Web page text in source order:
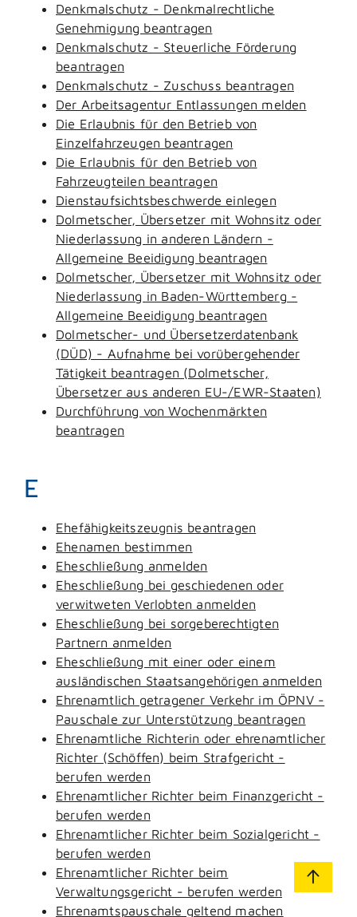
Denkmalschutz - Denkmalrechtliche
Genehmigung beantragen
Denkmalschutz - Steuerliche Förderung
beantragen
Denkmalschutz - Zuschuss beantragen
Der Arbeitsagentur Entlassungen melden
Die Erlaubnis für den Betrieb von
Einzelfahrzeugen beantragen
Die Erlaubnis für den Betrieb von
Fahrzeugteilen beantragen
Dienstaufsichtsbeschwerde einlegen
Dolmetscher, Übersetzer mit Wohnsitz oder
Niederlassung in anderen Ländern -
Allgemeine Beeidigung beantragen
Dolmetscher, Übersetzer mit Wohnsitz oder
Niederlassung in Baden-Württemberg -
Allgemeine Beeidigung beantragen
Dolmetscher- und Übersetzerdatenbank
(DÜD) - Aufnahme bei vorübergehender
Tätigkeit beantragen (Dolmetscher,
Übersetzer aus anderen EU-/EWR-Staaten)
Durchführung von Wochenmärkten
beantragen
E
Ehefähigkeitszeugnis beantragen
Ehenamen bestimmen
Eheschließung anmelden
Eheschließung bei geschiedenen oder
verwitweten Verlobten anmelden
Eheschließung bei sorgeberechtigten
Partnern anmelden
Eheschließung mit einer oder einem
ausländischen Staatsangehörigen anmelden
Ehrenamtlich getragener Verkehr im ÖPNV -
Pauschale zur Unterstützung beantragen
Ehrenamtliche Richterin oder ehrenamtlicher
Richter (Schöffen) beim Strafgericht -
berufen werden
Ehrenamtlicher Richter beim Finanzgericht -
berufen werden
Ehrenamtlicher Richter beim Sozialgericht -
berufen werden
Ehrenamtlicher Richter beim
Verwaltungsgericht - berufen werden
Ehrenamtspauschale geltend machen